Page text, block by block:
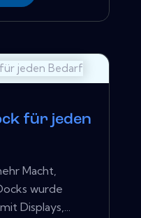
für jeden
Macht,
wurde
Displays,...